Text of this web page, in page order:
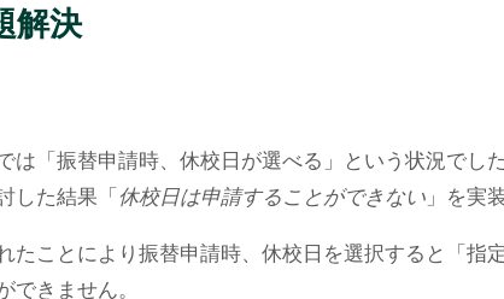
解決
は「振替申請時、休校日が選べる」という状況でした
した結果「 休校日は申請することができない 」を実
たことにより振替申請時、休校日を選択すると「指
できません。